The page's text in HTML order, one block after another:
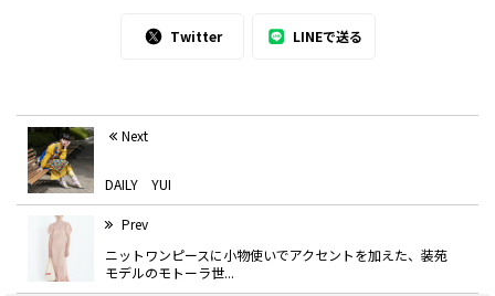
Twitter LINEで送る
Next
DAILY YUI
Prev
ニットワンピースに小物使いでアクセントを加えた、装苑
モデルのモトーラ世...